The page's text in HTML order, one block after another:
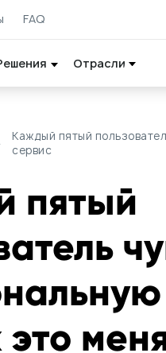
FAQ
Отрасли
Новейшие
Практические
проектов и решений
Новейшие
Практические
проектов и решений
Каждый пятый
сервис
пятый